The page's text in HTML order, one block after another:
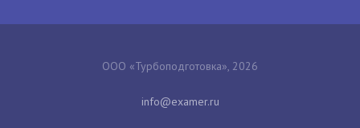
ООО «Турбоподготовка», 2026